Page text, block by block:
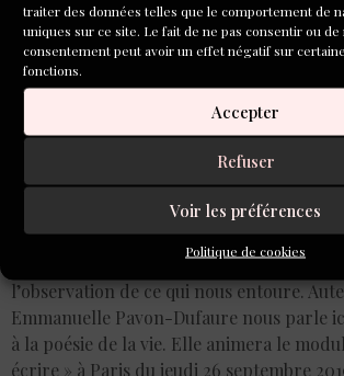
traiter des données telles que le comportement de
uniques sur ce site. Le fait de ne pas consentir ou
consentement peut avoir un effet négatif sur
fonctions.
Accepter
Refuser
Voir les préférences
Politique de cookies
Écrire de la poésie c’est se rendre
l’observation de ce qui nous entoure.
Emmanuelle Pavon-Dufaure nous parle
à la poésie de la vie. Elle animera le
écrire » à Paris du jeudi 26 septembre